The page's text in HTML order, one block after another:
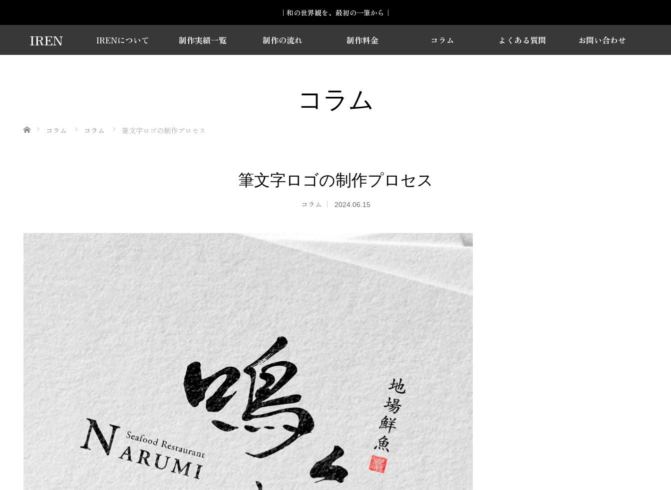
｜和の世界観を、最初の一筆から｜
IREN IRENについて 制作実績一覧 制作の流れ 制作料金 コラム よくある質問 お問い合わせ
コラム
ホーム コラム コラム 筆文字ロゴの制作プロセス
筆文字ロゴの制作プロセス
コラム 2024.06.15